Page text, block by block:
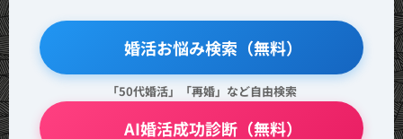
🔍 婚活お悩み検索（無料）
「50代婚活」「再婚」など自由検索
💖 AI婚活成功診断（無料）